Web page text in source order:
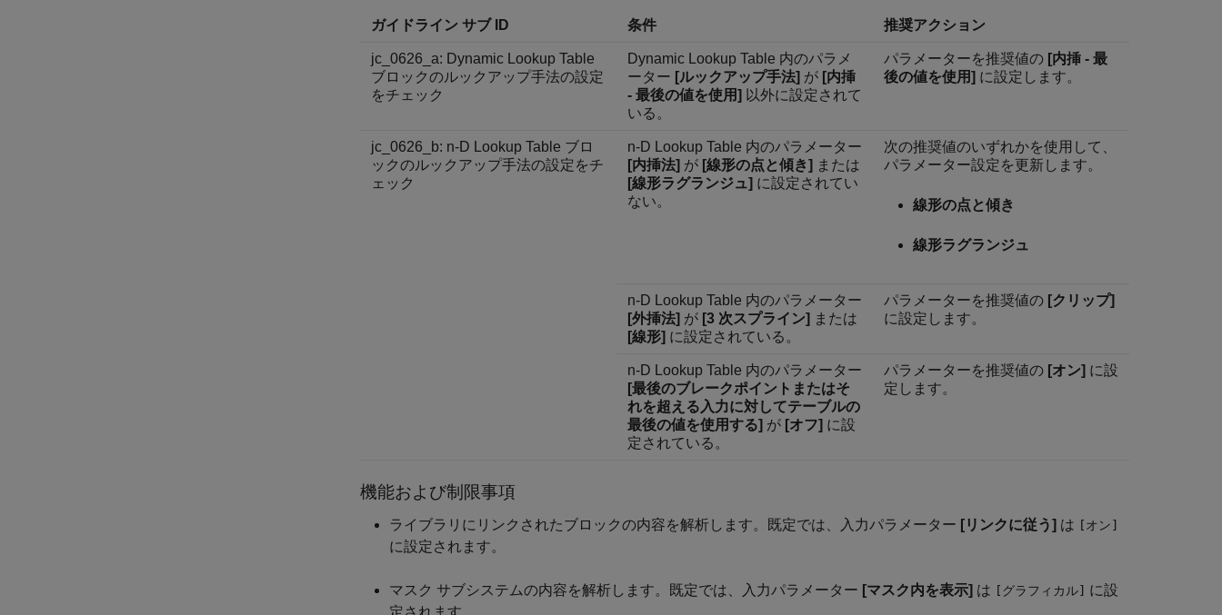
ガイドライン サブ ID 条件 推奨アクション
jc_0626_a: Dynamic Lookup Table
ブロックのルックアップ手法の設定
をチェック
Dynamic Lookup Table 内のパラメ
ーター [ルックアップ手法] が [内挿
- 最後の値を使用] 以外に設定されて
いる。
パラメーターを推奨値の [内挿 - 最
後の値を使用] に設定します。
jc_0626_b: n-D Lookup Table ブロ
ックのルックアップ手法の設定をチ
ェック
n-D Lookup Table 内のパラメーター
[内挿法] が [線形の点と傾き] または
[線形ラグランジュ] に設定されてい
ない。
次の推奨値のいずれかを使用して、
パラメーター設定を更新します。
線形の点と傾き
線形ラグランジュ
n-D Lookup Table 内のパラメーター
[外挿法] が [3 次スプライン] または
[線形] に設定されている。
パラメーターを推奨値の [クリップ]
に設定します。
n-D Lookup Table 内のパラメーター
[最後のブレークポイントまたはそ
れを超える入力に対してテーブルの
最後の値を使用する] が [オフ] に設
定されている。
パラメーターを推奨値の [オン] に設
定します。
機能および制限事項
ライブラリにリンクされたブロックの内容を解析します。既定では、入力パラメーター [リンクに従う] は [オン]
に設定されます。
マスク サブシステムの内容を解析します。既定では、入力パラメーター [マスク内を表示] は [グラフィカル] に設
定されます。